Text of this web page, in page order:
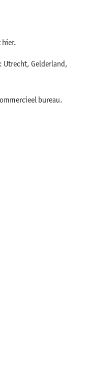
hier.
Utrecht, Gelderland,
bureau.